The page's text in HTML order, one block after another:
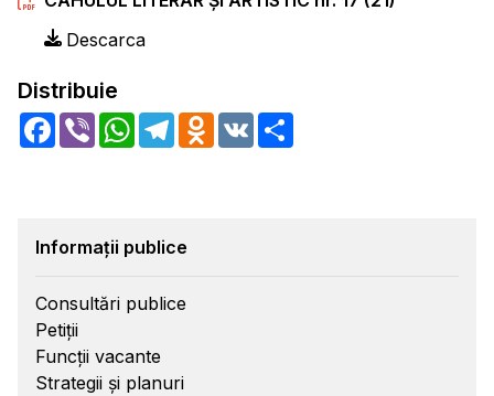
Descarca
Distribuie
Facebook
Viber WhatsApp
TelegramOdnoklassniki
VK
Informații publice
Consultări publice
Petiții
Funcții vacante
Strategii și planuri